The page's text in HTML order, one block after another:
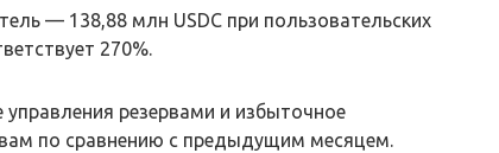
— 138,88 млн USDC при пользовательских
270%.
резервами и избыточное
по сравнению с предыдущим месяцем.